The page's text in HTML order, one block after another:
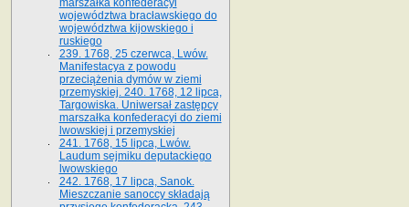
marszałka konfederacyi
województwa bracławskiego do
wo­jewództwa kijowskiego i
ruskiego
239. 1768, 25 czerwca, Lwów.
Manifestacya z powodu
przeciążenia dymów w ziemi
przemyskiej. 240. 1768, 12 lipca,
Targowiska. Uniwersał zastępcy
marszałka konfederacyi do ziemi
lwowskiej i przemyskiej
241. 1768, 15 lipca, Lwów.
Laudum sejmiku deputackiego
lwowskiego
242. 1768, 17 lipca, Sanok.
Mieszczanie sanoccy składają